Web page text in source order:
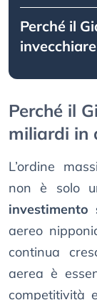
Perché il
Perché il
miliardi in
L’ordine
non è solo
investimento
aereo
continua
aerea è
competitività